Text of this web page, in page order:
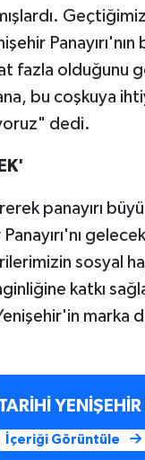
kat fazla
bu coşkuya
dedi.
panayırı
sosyal
katkı
marka
İçeriği Görüntüle